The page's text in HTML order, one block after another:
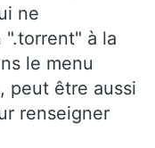
ne
".torrent" à la
le menu
peut être aussi
renseigner